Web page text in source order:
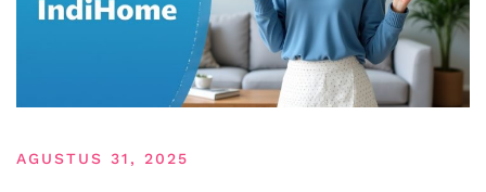
AGUSTUS 31, 2025